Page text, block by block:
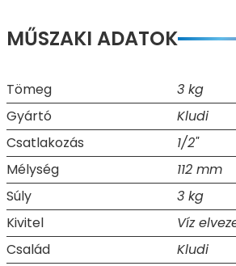
MŰSZAKI ADATOK
Tömeg
3 kg
Gyártó
Kludi
Csatlakozás
1/2"
Mélység
112 mm
Súly
3 kg
Kivitel
Víz
Család
Kludi